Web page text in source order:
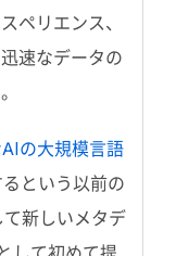
ペリエンス、
速なデータの
の大規模言語
という以前の
新しいメタデ